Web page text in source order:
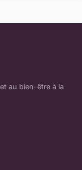
au bien-être à la